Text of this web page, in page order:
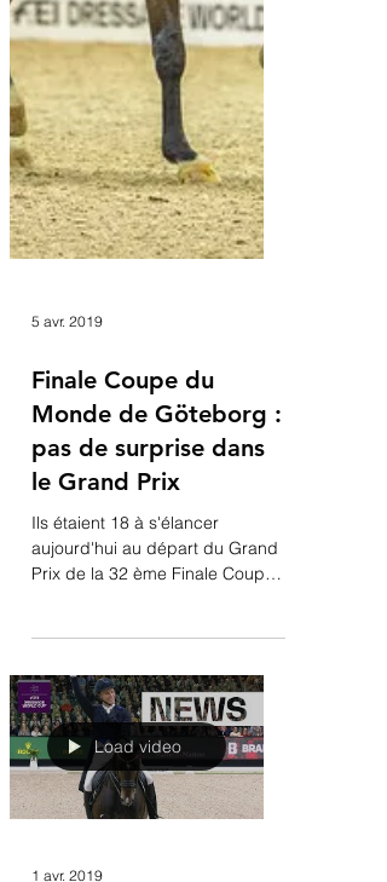
5 avr. 2019
Finale Coupe du
Monde de Göteborg :
pas de surprise dans
le Grand Prix
aujourd'hui au départ du Grand
Prix de la 32 ème Finale Coupe
du Monde de la FEI, prêts à en
découdre et à...